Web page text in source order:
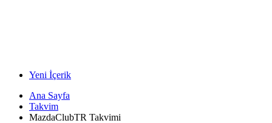
Yeni İçerik
Ana Sayfa
Takvim
MazdaClubTR Takvimi